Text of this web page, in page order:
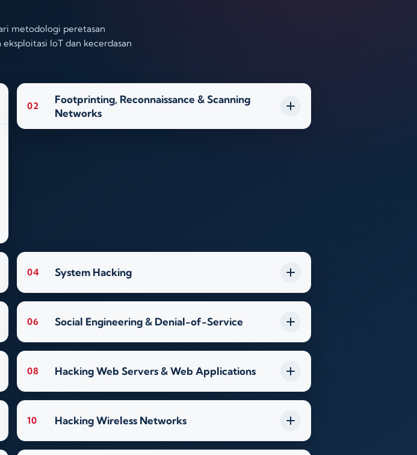
metodologi peretasan
IoT dan kecerdasan
02
Footprinting, Reconnaissance & Scanning
Networks
04 System Hacking
06 Social Engineering & Denial-of-Service
08 Hacking Web Servers & Web Applications
10 Hacking Wireless Networks